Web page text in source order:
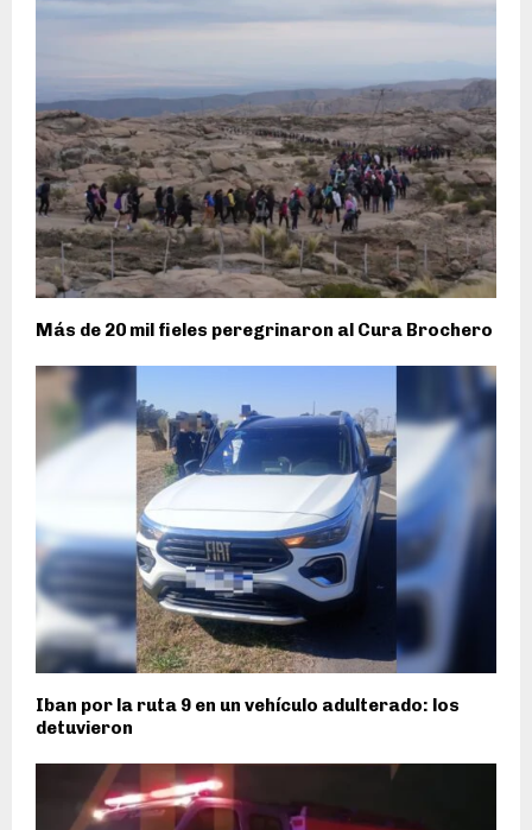
Más de 20 mil fieles peregrinaron al Cura Brochero
Iban por la ruta 9 en un vehículo adulterado: los
detuvieron